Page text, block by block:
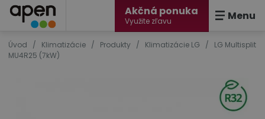
Akčná ponuka
Využite zľavu Menu
Úvod / Klimatizácie / Produkty / Klimatizácie LG /
LG Multisplit
MU4R25 (7kW)